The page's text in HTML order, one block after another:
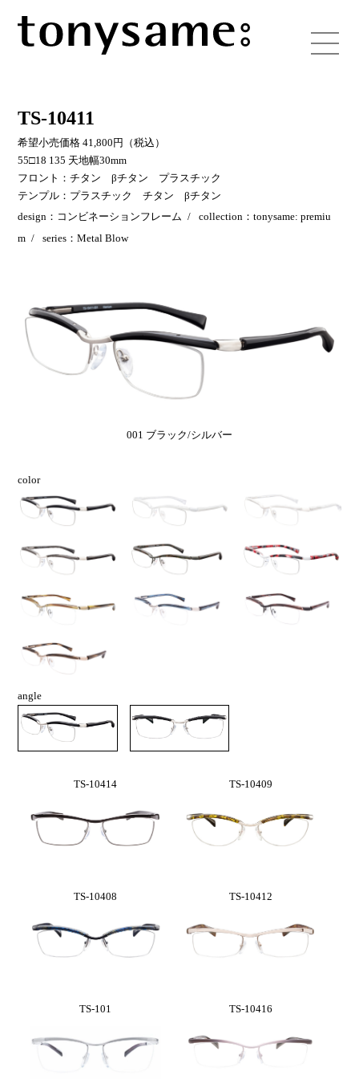
TS-10411
希望小売価格 41,800円（税込）
55□18 135 天地幅30mm
フロント：チタン βチタン プラスチック
テンプル：プラスチック チタン βチタン
design：コンビネーションフレーム
collection：tonysame: premiu
m
series：Metal Blow
001 ブラック/シルバー
color
angle
TS-10414 TS-10409
TS-10408 TS-10412
TS-101 TS-10416